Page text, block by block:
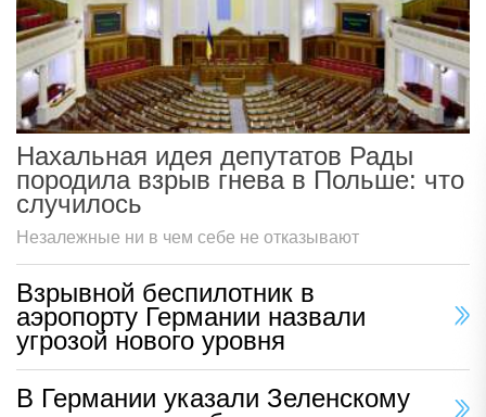
Нахальная идея депутатов Рады
породила взрыв гнева в Польше: что
случилось
Незалежные ни в чем себе не отказывают
Взрывной беспилотник в
аэропорту Германии назвали
угрозой нового уровня
В Германии указали Зеленскому